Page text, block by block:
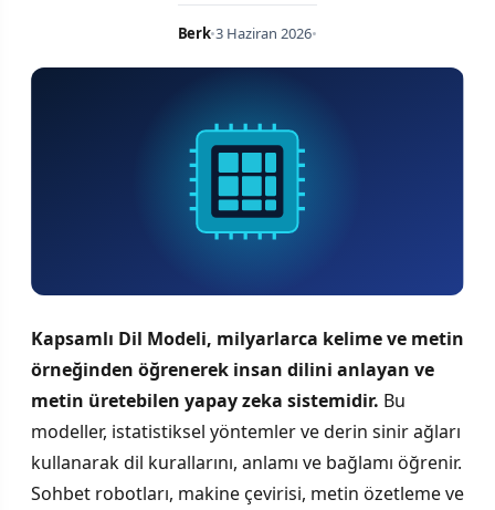
Berk•3 Haziran 2026•
Kapsamlı Dil Modeli, milyarlarca kelime ve metin
örneğinden öğrenerek insan dilini anlayan ve
metin üretebilen yapay zeka sistemidir. Bu
modeller, istatistiksel yöntemler ve derin sinir ağları
kullanarak dil kurallarını, anlamı ve bağlamı öğrenir.
Sohbet robotları, makine çevirisi, metin özetleme ve